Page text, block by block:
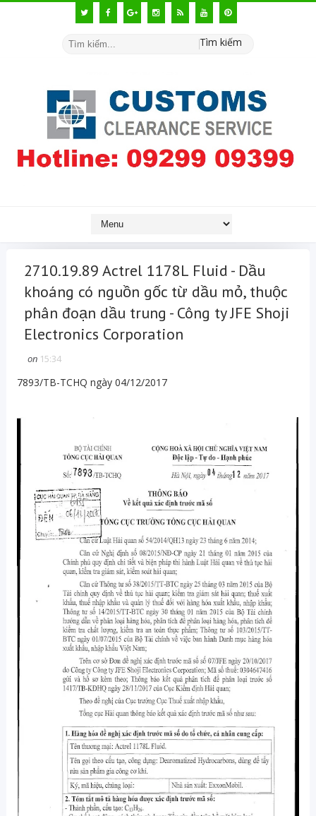
Tìm kiếm
2710.19.89 Actrel 1178L Fluid - Dầu
khoáng có nguồn gốc từ dầu mỏ, thuộc
phân đoạn dầu trung - Công ty JFE Shoji
Electronics Corporation
on 15:34
7893/TB-TCHQ ngày 04/12/2017